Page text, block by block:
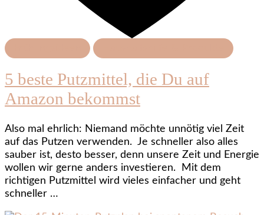
5 beste Putzmittel, die Du auf
Amazon bekommst
Also mal ehrlich: Niemand möchte unnötig viel Zeit
auf das Putzen verwenden. Je schneller also alles
sauber ist, desto besser, denn unsere Zeit und Energie
wollen wir gerne anders investieren. Mit dem
richtigen Putzmittel wird vieles einfacher und geht
schneller …